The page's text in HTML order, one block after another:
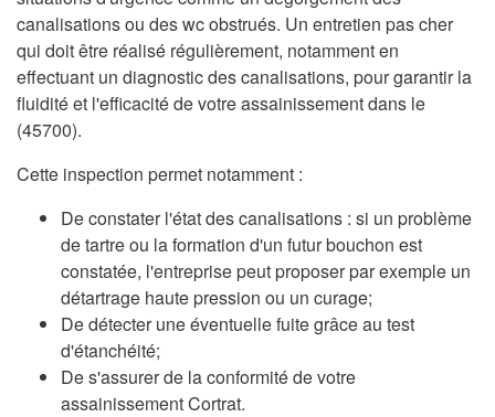
canalisations ou des wc obstrués. Un entretien pas cher
qui doit être réalisé régulièrement, notamment en
effectuant un diagnostic des canalisations, pour garantir la
fluidité et l'efficacité de votre assainissement dans le
(45700).
Cette inspection permet notamment :
De constater l'état des canalisations : si un problème
de tartre ou la formation d'un futur bouchon est
constatée, l'entreprise peut proposer par exemple un
détartrage haute pression ou un curage;
De détecter une éventuelle fuite grâce au test
d'étanchéité;
De s'assurer de la conformité de votre
assainissement Cortrat.